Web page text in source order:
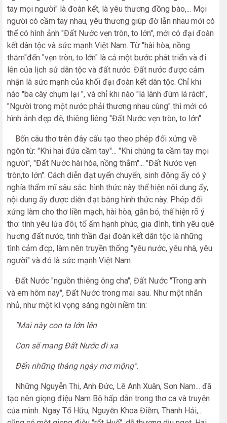
tay mọi người" là đoàn kết, là yêu thương đồng bào,... Mọi
người có cầm tay nhau, yêu thương giúp đờ lẫn nhau mới có
thể có hình ảnh "Đất Nước vẹn tròn, to lớn", mới có đại đoàn
kết dân tộc và sức mạnh Việt Nam. Từ "hài hòa, nồng
thắm"đến "vẹn tròn, to lớn" là cả một bước phát triển và đi
lên của lịch sử dân tộc và đất nước. Đất nước được cảm
nhận là sức mạnh của khối đại đoàn kết dân tộc. Chỉ khi
nào "ba cây chụm lại ", và chỉ khi nào "lá lành đùm lá rách",
"Người trong một nước phải thương nhau cùng" thì mới có
hình ảnh đẹp đẽ, thiêng liêng "Đất Nước vẹn tròn, to lớn".
Bốn câu thơ trên đây cấu tạo theo phép đối xứng về
ngôn từ: "Khi hai đứa cầm tay"... "Khi chúng ta cầm tay mọi
người", "Đất Nước hài hòa, nồng thắm"... "Đất Nước vẹn
tròn,to lớn". Cách diễn đạt uyển chuyển, sinh động ấy có ý
nghía thẩm mĩ sâu sắc: hình thức này thể hiện nội dung ấy,
nội dung ấy được diễn đạt bằng hình thức này. Phép đối
xứng làm cho thơ liền mạch, hài hòa, gắn bó, thế hiện rõ ý
thơ: tình yêu lứa đôi, tổ ấm hạnh phúc, gia đình, tình yẽu quê
hương đất nước, tinh thần đại đoàn kết dân tộc là những
tình cảm đcp, làm nên truyền thống "yêu nước, yêu nhà, yêu
người" và đó là sức mạnh Việt Nam.
Đất Nước "nguồn thiêng ông cha", Đất Nước "Trong anh
và em hôm nay", Đất Nước trong mai sau. Như một nhắn
nhủ, như một kì vọng sáng ngời niềm tin:
"Mai này con ta lớn lên
Con sẽ mang Đất Nước đi xa
Đến những tháng ngày mơ mộng".
Những Nguyễn Thi, Anh Đức, Lê Anh Xuân, Sơn Nam... đã
tạo nên giọng điệu Nam Bộ hấp dẫn trong thơ ca và truyện
của mình. Ngay Tố Hữu, Nguyễn Khoa Điềm, Thanh Hải,...